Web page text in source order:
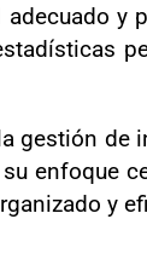
y
gestión de
enfoque
y